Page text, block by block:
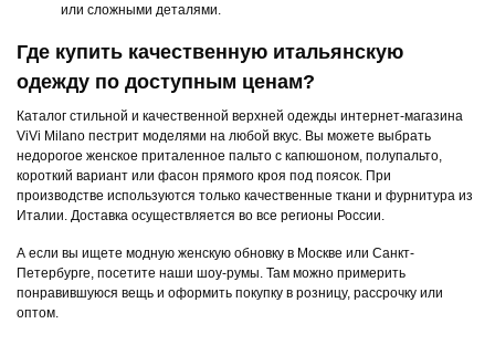
или сложными деталями.
Где купить качественную итальянскую
одежду по доступным ценам?
Каталог стильной и качественной верхней одежды интернет-магазина
ViVi Milano пестрит моделями на любой вкус. Вы можете выбрать
недорогое женское приталенное пальто с капюшоном, полупальто,
короткий вариант или фасон прямого кроя под поясок. При
производстве используются только качественные ткани и фурнитура из
Италии. Доставка осуществляется во все регионы России.
А если вы ищете модную женскую обновку в Москве или Санкт-
Петербурге, посетите наши шоу-румы. Там можно примерить
понравившуюся вещь и оформить покупку в розницу, рассрочку или
оптом.